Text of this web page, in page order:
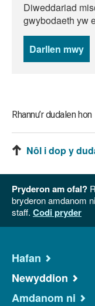
Diweddariad
gwybodaeth yw
Darllen mwy
Rhannu’r dudalen hon
Nôl i dop y
Pryderon am ofal?
bryderon amdanom
staff. Codi pryder
Hafan
Newyddion
Amdanom ni